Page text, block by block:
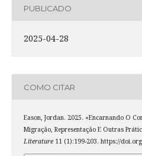
PUBLICADO
2025-04-28
COMO CITAR
Eason, Jordan. 2025. «Encarnando O
Migração, Representação E Outras
Literature11 (1):199-203. https://